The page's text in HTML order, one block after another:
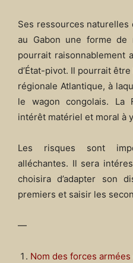
Ses ressources
au Gabon une forme de
pourrait raisonnablement
d’État-pivot. Il pourrait
régionale Atlantique, à
le wagon congolais. La
intérêt matériel et moral à
Les risques sont
alléchantes. Il sera
choisira d’adapter son
premiers et saisir les
—
Nom des forces